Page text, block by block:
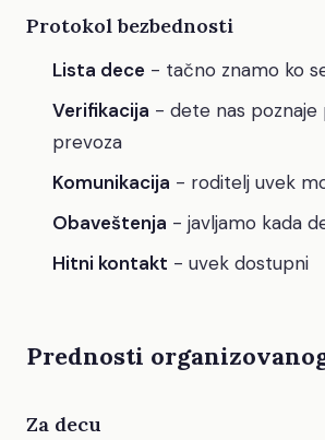
Protokol bezbednosti
Lista dece - tačno znamo ko
Verifikacija - dete nas
prevoza
Komunikacija - roditelj uvek
Obaveštenja - javljamo kada
Hitni kontakt - uvek dostupni
Prednosti
Za decu